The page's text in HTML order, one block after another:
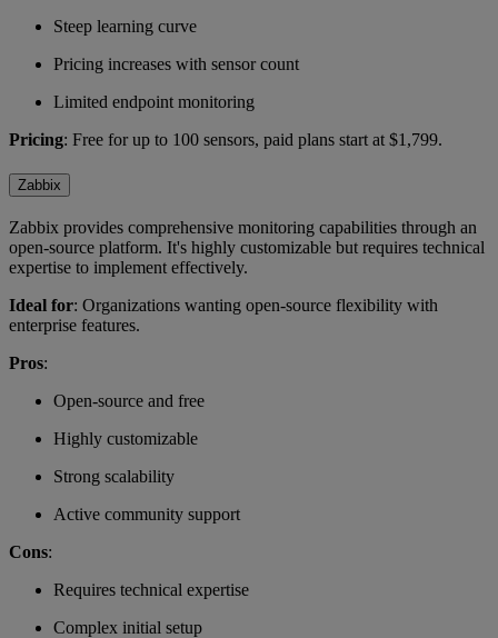
Steep learning curve
Pricing increases with sensor count
Limited endpoint monitoring
Pricing: Free for up to 100 sensors, paid plans start at $1,799.
Zabbix
Zabbix provides comprehensive monitoring capabilities through an
open-source platform. It's highly customizable but requires technical
expertise to implement effectively.
Ideal for: Organizations wanting open-source flexibility with
enterprise features.
Pros:
Open-source and free
Highly customizable
Strong scalability
Active community support
Cons:
Requires technical expertise
Complex initial setup